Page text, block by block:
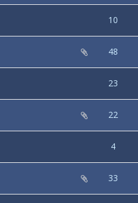
10
48
23
22
4
33